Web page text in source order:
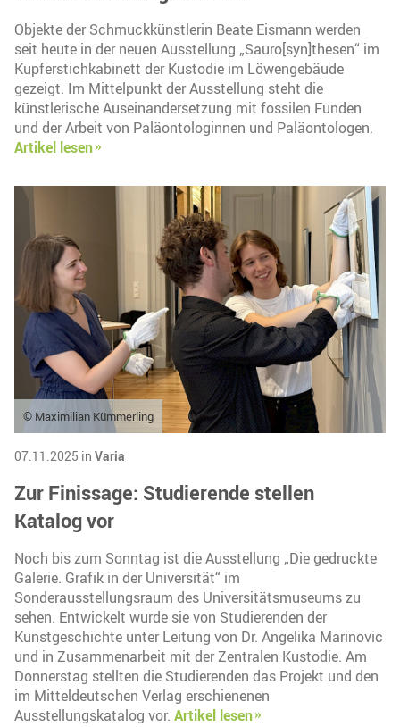
Objekte der Schmuckkünstlerin Beate Eismann werden
seit heute in der neuen Ausstellung „Sauro[syn]thesen“ im
Kupferstichkabinett der Kustodie im Löwengebäude
gezeigt. Im Mittelpunkt der Ausstellung steht die
künstlerische Auseinandersetzung mit fossilen Funden
und der Arbeit von Paläontologinnen und Paläontologen.
Artikel lesen
© Maximilian Kümmerling
07.11.2025 in Varia
Zur Finissage: Studierende stellen
Katalog vor
Noch bis zum Sonntag ist die Ausstellung „Die gedruckte
Galerie. Grafik in der Universität“ im
Sonderausstellungsraum des Universitätsmuseums zu
sehen. Entwickelt wurde sie von Studierenden der
Kunstgeschichte unter Leitung von Dr. Angelika Marinovic
und in Zusammenarbeit mit der Zentralen Kustodie. Am
Donnerstag stellten die Studierenden das Projekt und den
im Mitteldeutschen Verlag erschienenen
Ausstellungskatalog vor. Artikel lesen